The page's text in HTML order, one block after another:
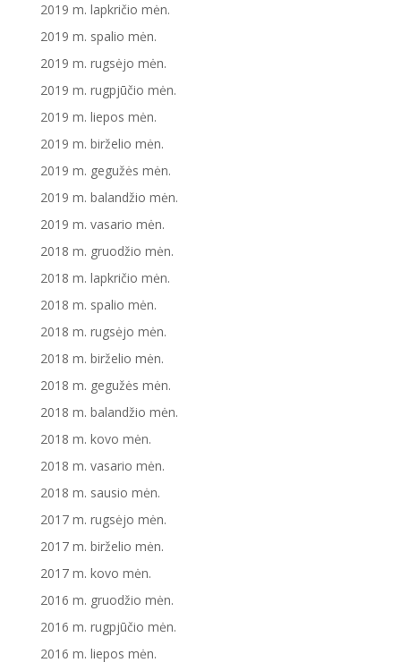
2019 m. lapkričio mėn.
2019 m. spalio mėn.
2019 m. rugsėjo mėn.
2019 m. rugpjūčio mėn.
2019 m. liepos mėn.
2019 m. birželio mėn.
2019 m. gegužės mėn.
2019 m. balandžio mėn.
2019 m. vasario mėn.
2018 m. gruodžio mėn.
2018 m. lapkričio mėn.
2018 m. spalio mėn.
2018 m. rugsėjo mėn.
2018 m. birželio mėn.
2018 m. gegužės mėn.
2018 m. balandžio mėn.
2018 m. kovo mėn.
2018 m. vasario mėn.
2018 m. sausio mėn.
2017 m. rugsėjo mėn.
2017 m. birželio mėn.
2017 m. kovo mėn.
2016 m. gruodžio mėn.
2016 m. rugpjūčio mėn.
2016 m. liepos mėn.